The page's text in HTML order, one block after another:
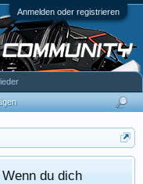
Anmelden oder registrieren
du dich